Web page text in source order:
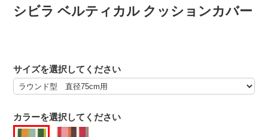
シビラ ベルティカル クッションカバー
カラーを選択してください
サイズを選択してください